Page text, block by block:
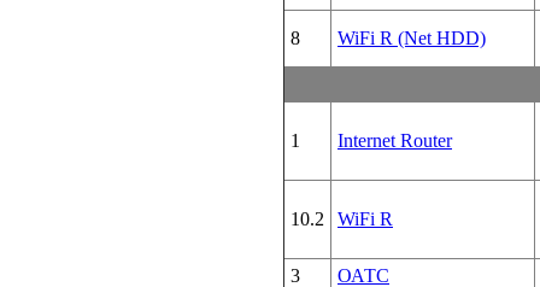
8 WiFi R (Net HDD)
1 Internet Router
10.2 WiFi R
3 ОАТС